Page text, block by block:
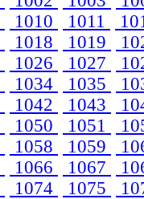
1010 1011
1018 1019
1026 1027
1034 1035
1042 1043
1050 1051
1058 1059
1066 1067
1074 1075